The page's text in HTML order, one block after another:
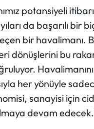
potansiyeli
da başarılı bir
bir havalimanı.
dönüşlerini bu
her yönüyle
sanayisi için
devam